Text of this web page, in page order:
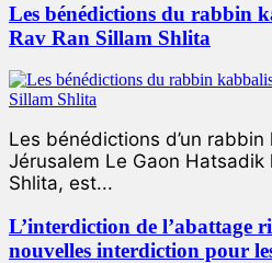
Les bénédictions du rabbin
Rav Ran Sillam Shlita
Les bénédictions d’un
Jérusalem Le Gaon Hatsadik
Shlita, est...
L’interdiction de l’abattage
nouvelles interdiction pour